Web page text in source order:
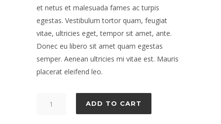
et netus et malesuada fames ac turpis
egestas. Vestibulum tortor quam, feugiat
vitae, ultricies eget, tempor sit amet, ante.
Donec eu libero sit amet quam egestas
semper. Aenean ultricies mi vitae est. Mauris
placerat eleifend leo.
ADD TO CART